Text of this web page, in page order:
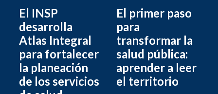
El INSP
desarrolla
Atlas Integral
para fortalecer
la planeación
de los servicios
El primer paso
para
transformar la
salud pública:
aprender a leer
el territorio